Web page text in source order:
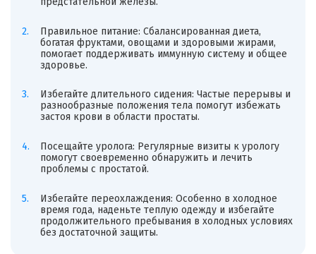
Правильное питание: Сбалансированная диета,
богатая фруктами, овощами и здоровыми жирами,
помогает поддерживать иммунную систему и общее
здоровье.
Избегайте длительного сидения: Частые перерывы и
разнообразные положения тела помогут избежать
застоя крови в области простаты.
Посещайте уролога: Регулярные визиты к урологу
помогут своевременно обнаружить и лечить
проблемы с простатой.
Избегайте переохлаждения: Особенно в холодное
время года, наденьте теплую одежду и избегайте
продолжительного пребывания в холодных условиях
без достаточной защиты.